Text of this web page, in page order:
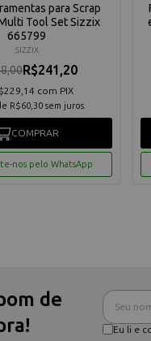
para Scrap
Tool Set Sizzix
665799
SIZZIX
R$241,20
com PIX
R$60,30 sem juros
COMPRAR
nos pelo WhatsApp
de
Eu li e